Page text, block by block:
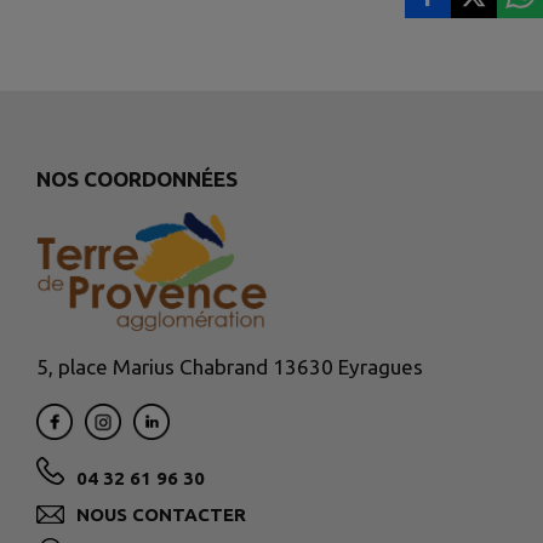
NOS COORDONNÉES
5, place Marius Chabrand 13630 Eyragues
04 32 61 96 30
NOUS CONTACTER